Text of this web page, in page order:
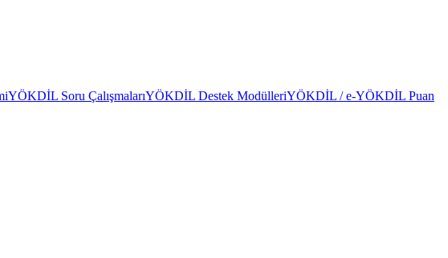
YÖKDİL Soru ÇalışmalarıYÖKDİL Destek ModülleriYÖKDİL / e-YÖKDİL Puan